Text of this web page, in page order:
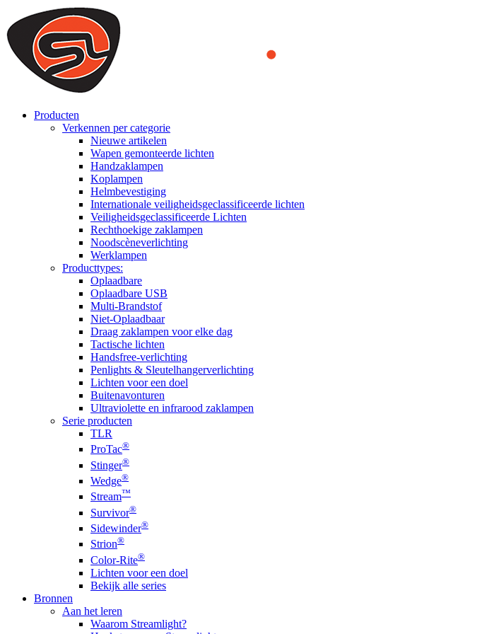
We use cookies to ensure that we provide you the best experience on our website. By continuing to browse
you a better experience. To learn more or to find out how you can disable cookies, you can access our
ACCEPT AND CLOSE
Producten
Verkennen per categorie
Nieuwe artikelen
Wapen gemonteerde lichten
Handzaklampen
Koplampen
Helmbevestiging
Internationale veiligheidsgeclassificeerde lichten
Veiligheidsgeclassificeerde Lichten
Rechthoekige zaklampen
Noodscèneverlichting
Werklampen
Producttypes:
Oplaadbare
Oplaadbare USB
Multi-Brandstof
Niet-Oplaadbaar
Draag zaklampen voor elke dag
Tactische lichten
Handsfree-verlichting
Penlights & Sleutelhangerverlichting
Lichten voor een doel
Buitenavonturen
Ultraviolette en infrarood zaklampen
Serie producten
TLR
ProTac®
Stinger®
Wedge®
Stream™
Survivor®
Sidewinder®
Strion®
Color-Rite®
Lichten voor een doel
Bekijk alle series
Bronnen
Aan het leren
Waarom Streamlight?